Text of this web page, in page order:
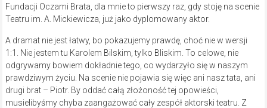
Fundacji Oczami Brata, dla mnie to pierwszy raz, gdy stoję na scenie
Teatru im. A. Mickiewicza, już jako dyplomowany aktor.
A dramat nie jest łatwy, bo pokazujemy prawdę, choć nie w wersji
1:1. Nie jestem tu Karolem Bilskim, tylko Bliskim. To celowe, nie
odgrywamy bowiem dokładnie tego, co wydarzyło się w naszym
prawdziwym życiu. Na scenie nie pojawia się więc ani nasz tata, ani
drugi brat – Piotr. By oddać całą złożoność tej opowieści,
musielibyśmy chyba zaangażować cały zespół aktorski teatru. Z